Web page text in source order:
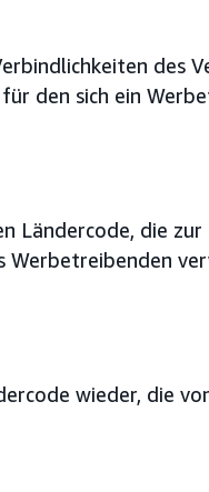
des
den sich ein
Ländercode, die zur
Werbetreibenden
wieder, die